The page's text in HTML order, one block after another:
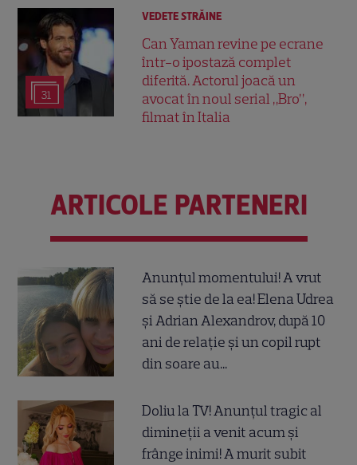
31
VEDETE STRĂINE
Can Yaman revine pe ecrane
într-o ipostază complet
diferită. Actorul joacă un
avocat în noul serial „Bro”,
filmat în Italia
ARTICOLE PARTENERI
Anunțul momentului! A vrut
să se știe de la ea! Elena Udrea
și Adrian Alexandrov, după 10
ani de relație și un copil rupt
din soare au...
Doliu la TV! Anunțul tragic al
dimineții a venit acum și
frânge inimi! A murit subit